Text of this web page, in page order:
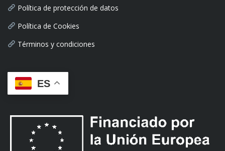
Política de protección de datos
Política de Cookies
Términos y condiciones
ES